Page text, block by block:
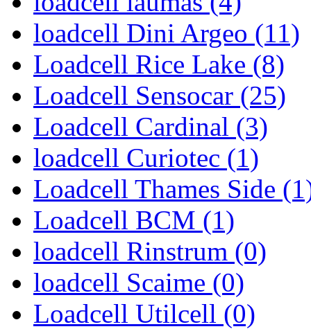
loadcell Dini Argeo (11)
Loadcell Rice Lake (8)
Loadcell Sensocar (25)
Loadcell Cardinal (3)
loadcell Curiotec (1)
Loadcell Thames Side
Loadcell BCM (1)
loadcell Rinstrum (0)
loadcell Scaime (0)
Loadcell Utilcell (0)